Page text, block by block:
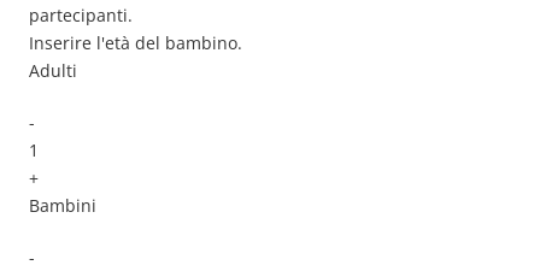
partecipanti.
Inserire l'età del bambino.
Adulti
-
1
+
Bambini
-